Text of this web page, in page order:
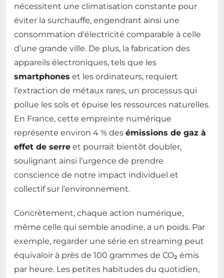
nécessitent une climatisation constante pour
éviter la surchauffe, engendrant ainsi une
consommation d’électricité comparable à celle
d’une grande ville. De plus, la fabrication des
appareils électroniques, tels que les
smartphones et les ordinateurs, requiert
l’extraction de métaux rares, un processus qui
pollue les sols et épuise les ressources naturelles.
En France, cette empreinte numérique
représente environ 4 % des émissions de gaz à
effet de serre et pourrait bientôt doubler,
soulignant ainsi l’urgence de prendre
conscience de notre impact individuel et
collectif sur l’environnement.
Concrètement, chaque action numérique,
même celle qui semble anodine, a un poids. Par
exemple, regarder une série en streaming peut
équivaloir à près de 100 grammes de CO₂ émis
par heure. Les petites habitudes du quotidien,